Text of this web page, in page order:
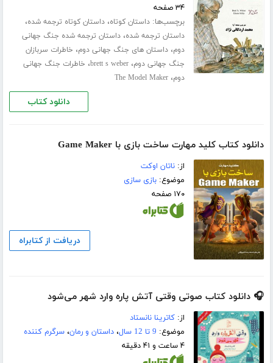
۳۴ صفحه
برچسب‌ها:داستان کوتاه،داستان کوتاه ترجمه شده،
داستان ترجمه شده،داستان ترجمه شده جنگ جهانی
دوم،داستان های جنگ جهانی دوم، خاطرات سربازان
جنگ جهانی دوم،brett s weber، خاطرات جنگ جهانی
دوم،The Model Maker
دانلود کتاب
دانلود کتاب کلید مهارت ساخت بازی با Game Maker
از:ناتان اوکت
موضوع:بازی سازی
۱۷۰ صفحه
دریافت از کتابراه
🎧 دانلود کتاب صوتی وقتی آتش پاره وارد شهر می‌شود
از:کاترینا نانستاد
موضوع: 9 تا 12 سال ،داستان و رمان،سرگرم کننده
۴ ساعت و ۴۱ دقیقه